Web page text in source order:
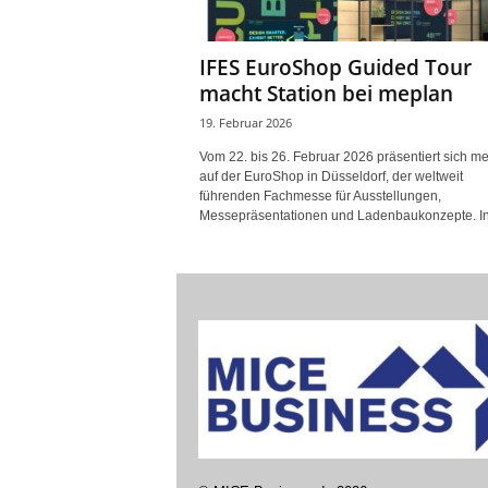
IFES EuroShop Guided Tour
macht Station bei meplan
19. Februar 2026
Vom 22. bis 26. Februar 2026 präsentiert sich
auf der EuroShop in Düsseldorf, der weltweit
führenden Fachmesse für Ausstellungen,
Messepräsentationen und Ladenbaukonzepte.